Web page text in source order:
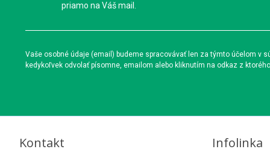
priamo na Váš mail.
Vaše osobné údaje (email) budeme spracovávať len za týmto účelom v
kedykoľvek odvolať písomne, emailom alebo kliknutím na odkaz z
Kontakt Infolinka